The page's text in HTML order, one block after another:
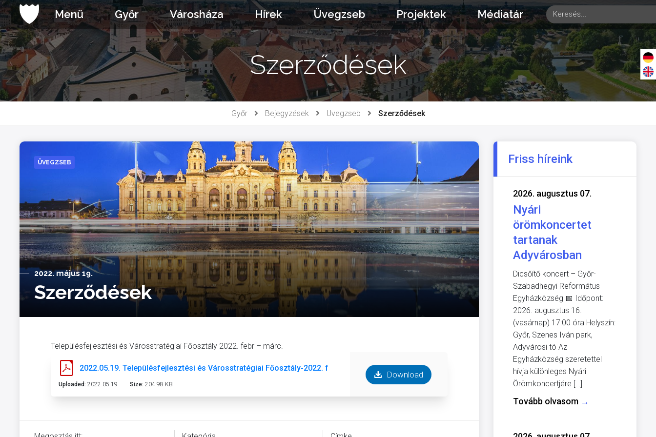
Ugrás
a
tartalomhoz
Menü Győr Városháza Hírek Üvegzseb Projektek Médiatár
Szerződések
Győr Bejegyzések Üvegzseb Szerződések
ÜVEGZSEB
2022. május 19.
Szerződések
Településfejlesztési és Városstratégiai Főosztály 2022. febr – márc.
2022.05.19. Településfejlesztési és Városstratégiai Főosztály-2022. febr- márc.pdf
Uploaded: 2022.05.19 Size: 204.98 KB
Download
Friss híreink
2026. augusztus 07.
Nyári
örömkoncertet
tartanak
Adyvárosban
Dicsőítő koncert – Győr-
Szabadhegyi Református
Egyházközség 📅 Időpont:
2026. augusztus 16.
(vasárnap) 17:00 óra Helyszín:
Győr, Szenes Iván park,
Adyvárosi tó Az
Egyházközség szeretettel
hívja különleges Nyári
Örömkoncertjére […]
Tovább olvasom →